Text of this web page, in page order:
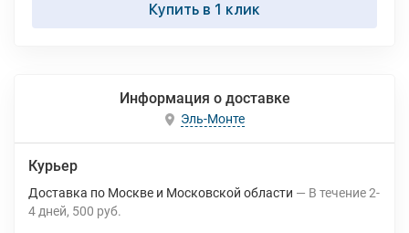
Купить в 1 клик
Информация о доставке
Эль-Монте
Курьер
Доставка по Москве и Московской области В течение2-
4 дней 500 руб.